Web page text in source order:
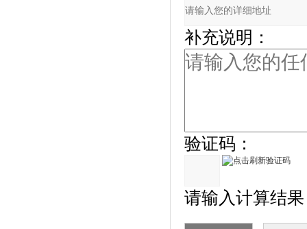
补充说明：
验证码：
请输入计算结果